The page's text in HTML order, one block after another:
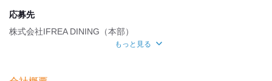
交通費有
研修制度 資格取得支援あり
応募先
株式会社IFREA DINING（本部）
[最寄駅]
もっと見る